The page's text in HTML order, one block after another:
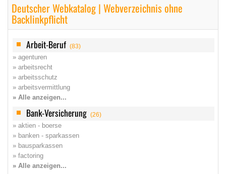
Deutscher Webkatalog | Webverzeichnis ohne
Backlinkpflicht
Arbeit-Beruf (83)
» agenturen
» arbeitsrecht
» arbeitsschutz
» arbeitsvermittlung
» Alle anzeigen...
Bank-Versicherung (26)
» aktien - boerse
» banken - sparkassen
» bausparkassen
» factoring
» Alle anzeigen...